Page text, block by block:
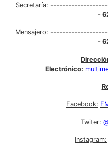
Secretaría:
-
Mensajero:
-
Electrónico:
Facebook:
Twiter:
Instagram: